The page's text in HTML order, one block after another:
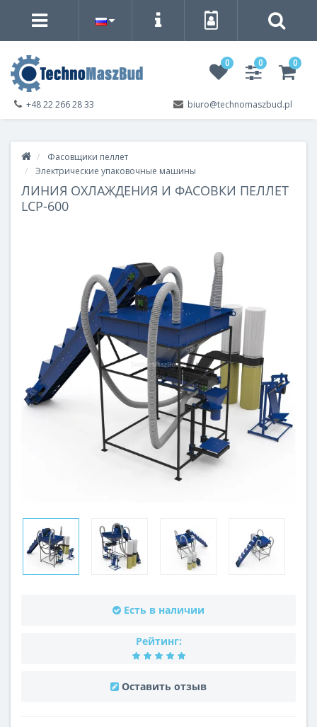
0 0 0
biuro@technomaszbud.pl
+48 22 266 28 33
Фасовщики пеллет
Электрические упаковочные машины
ЛИНИЯ ОХЛАЖДЕНИЯ И ФАСОВКИ ПЕЛЛЕТ
LCP-600
Есть в наличии
Рейтинг:
Оставить отзыв